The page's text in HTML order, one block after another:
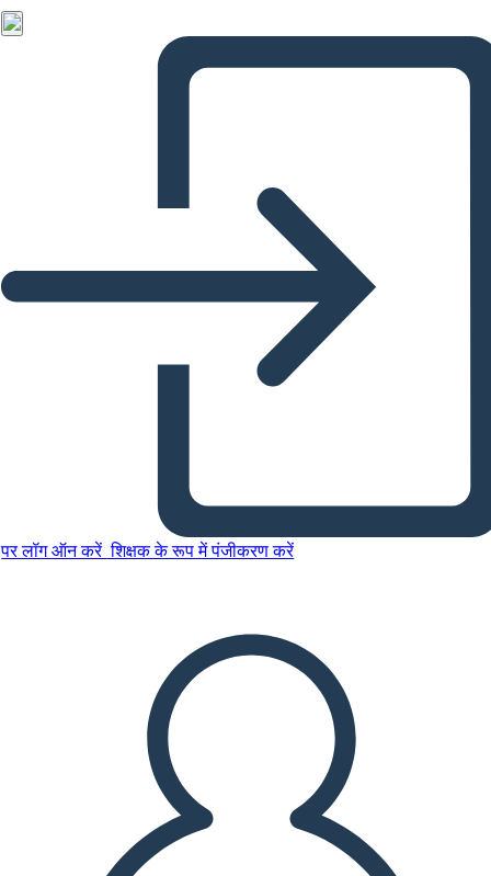
पर लॉग ऑन करें शिक्षक के रूप में पंजीकरण करें